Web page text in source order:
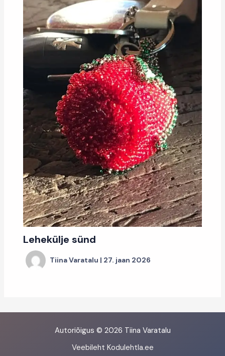
Lehekülje sünd
Tiina Varatalu | 27. jaan 2026
Autoriõigus © 2026 Tiina Varatalu
Veebileht Kodulehtla.ee